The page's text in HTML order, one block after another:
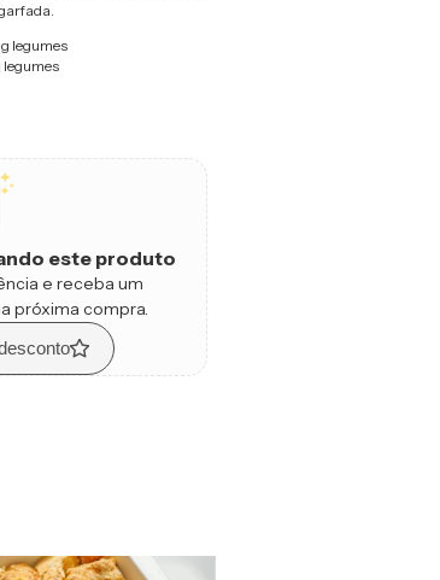
legumes
este produto
e receba um
próxima compra.